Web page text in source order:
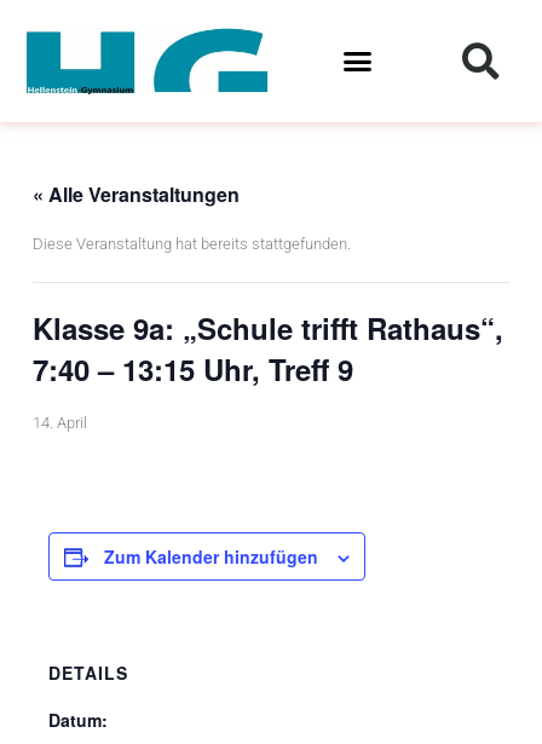
« Alle Veranstaltungen
Diese Veranstaltung hat bereits stattgefunden.
Klasse 9a: „Schule trifft Rathaus“,
7:40 – 13:15 Uhr, Treff 9
14. April
Zum Kalender hinzufügen
DETAILS
Datum: